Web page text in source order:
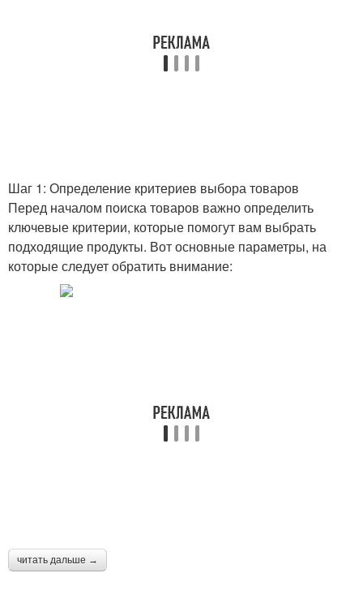
Шаг 1: Определение критериев выбора товаров
Перед началом поиска товаров важно определить
ключевые критерии, которые помогут вам выбрать
подходящие продукты. Вот основные параметры, на
которые следует обратить внимание:
читать дальше →